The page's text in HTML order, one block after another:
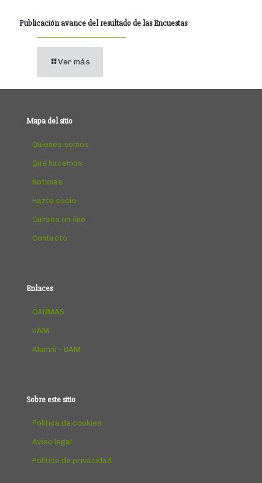
Publicación avance del resultado de las Encuestas
Ver más
Mapa del sitio
Quienes somos
Qué hacemos
Noticias
Hazte socio
Cursos on-line
Contacto
Enlaces
CAUMAS
UAM
Alumni – UAM
Sobre este sitio
Política de cookies
Aviso legal
Política de privacidad